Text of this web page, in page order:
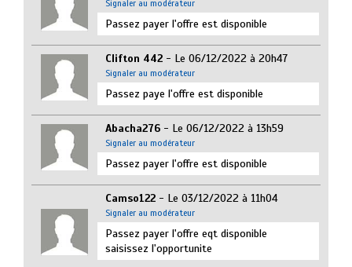
Signaler au modérateur
Passez payer l'offre est disponible
Clifton 442 - Le 06/12/2022 à 20h47
Signaler au modérateur
Passez paye l'offre est disponible
Abacha276 - Le 06/12/2022 à 13h59
Signaler au modérateur
Passez payer l'offre est disponible
Camso122 - Le 03/12/2022 à 11h04
Signaler au modérateur
Passez payer l'offre eqt disponible
saisissez l'opportunite